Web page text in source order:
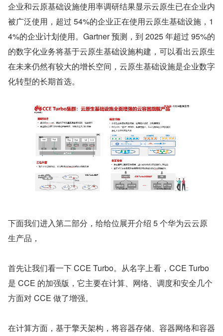
企业和云原基础设施使用率调研结果显示云原生已在企业内
被广泛使用，超过 54%的企业正在使用云原生基础设施，1
4%的企业计划使用。Gartner 预测，到 2025 年超过 95%的
的数字化业务将基于云原生基础设施构建，可以看出云原生
在未来仍然有较大的增长空间，云原生基础设施是企业数字
化转型的长期首选。
下面我们进入第二部分，给给位展开介绍 5 个华为云云原
生产品，
首先让我们看一下 CCE Turbo。从名字上看，CCE Turbo
是 CCE 的加强版，它主要在计算、网络、调度和安全几个
方面对 CCE 做了增强。
在计算方面，基于擎天架构，将容器存储、容器网络和容器